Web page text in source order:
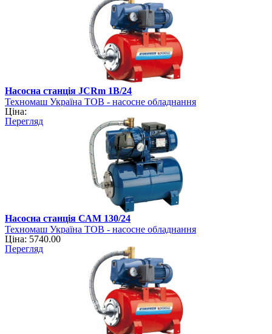
Насосна станція JCRm 1B/24
Техномаш Україна ТОВ - насосне обладнання
Ціна:
Перегляд
Насосна станція САМ 130/24
Техномаш Україна ТОВ - насосне обладнання
Ціна: 5740.00
Перегляд